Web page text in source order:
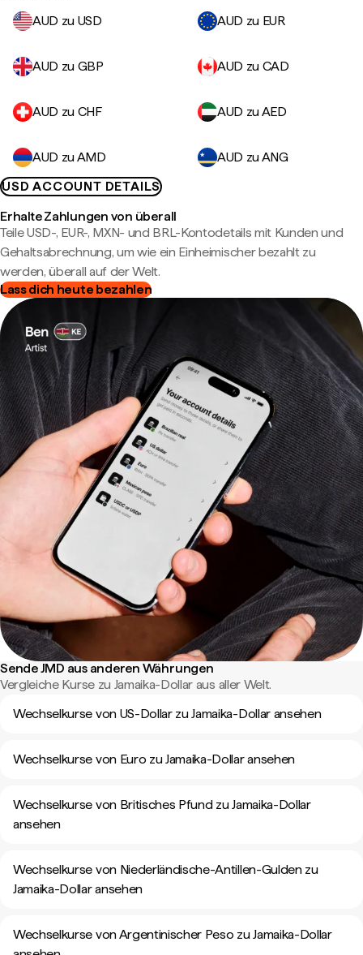
AUD zu USD
AUD zu EUR
AUD zu GBP AUD zu CAD
AUD zu CHF AUD zu AED
AUD zu AMD
AUD zu ANG
USD ACCOUNT DETAILS
Erhalte Zahlungen von überall
Teile USD-, EUR-, MXN- und BRL-Kontodetails mit Kunden und
Gehaltsabrechnung, um wie ein Einheimischer bezahlt zu
werden, überall auf der Welt.
Lass dich heute bezahlen
Sende JMD aus anderen Währungen
Vergleiche Kurse zu Jamaika-Dollar aus aller Welt.
Wechselkurse von US-Dollar zu Jamaika-Dollar ansehen
Wechselkurse von Euro zu Jamaika-Dollar ansehen
Wechselkurse von Britisches Pfund zu Jamaika-Dollar
ansehen
Wechselkurse von Niederländische-Antillen-Gulden zu
Jamaika-Dollar ansehen
Wechselkurse von Argentinischer Peso zu Jamaika-Dollar